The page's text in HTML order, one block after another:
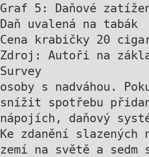
Graf 5: Daňové
Daň uvalená na tabák
Cena krabičky 20
Zdroj: Autoři na
Survey
osoby s nadváhou.
snížit spotřebu
nápojích, daňový
Ke zdanění
zemí na světě a sedm